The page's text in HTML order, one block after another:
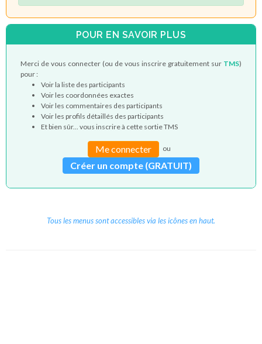
POUR EN SAVOIR PLUS
Merci de vous connecter (ou de vous inscrire gratuitement sur TMS)
pour :
Voir la liste des participants
Voir les coordonnées exactes
Voir les commentaires des participants
Voir les profils détaillés des participants
Et bien sûr... vous inscrire à cette sortie TMS
Me connecter ou
Créer un compte (GRATUIT)
Tous les menus sont accessibles via les icônes en haut.